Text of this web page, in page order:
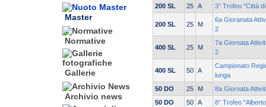
Master
Normative
Gallerie
Archivio news
200 SL
25 A 3° Trofeo "Città
200 SL 25 M
6a Gioranata
2
400 SL 25 M
7a Giornata
2
400 SL 50 A
Campionato
lunga
50 DO
25 M
8a Giornata
50 DO
50 A
8° Trofeo